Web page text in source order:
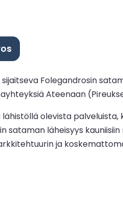
Folegandrosin
Ateenaan
olevista
sataman läheisyys
ja